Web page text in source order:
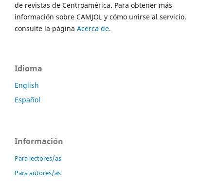
de revistas de Centroamérica. Para obtener más
información sobre CAMJOL y cómo unirse al servicio,
consulte la página Acerca de.
Idioma
English
Español
Información
Para lectores/as
Para autores/as